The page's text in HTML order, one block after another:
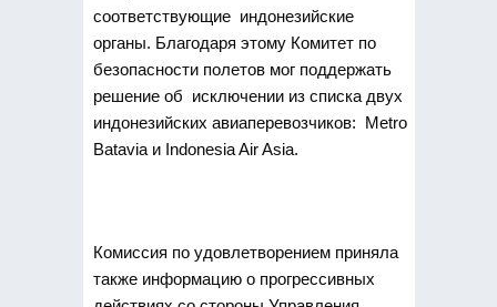
соответствующие индонезийские
органы. Благодаря этому Комитет по
безопасности полетов мог поддержать
решение об исключении из списка двух
индонезийских авиаперевозчиков: Metro
Batavia и Indonesia Air Asia.
Комиссия по удовлетворением приняла
также информацию о прогрессивных